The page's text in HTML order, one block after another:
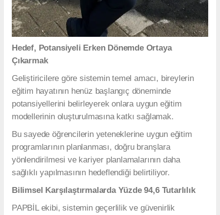
Hedef, Potansiyeli Erken Dönemde Ortaya
Çıkarmak
Geliştiricilere göre sistemin temel amacı, bireylerin
eğitim hayatının henüz başlangıç döneminde
potansiyellerini belirleyerek onlara uygun eğitim
modellerinin oluşturulmasına katkı sağlamak.
Bu sayede öğrencilerin yeteneklerine uygun eğitim
programlarının planlanması, doğru branşlara
yönlendirilmesi ve kariyer planlamalarının daha
sağlıklı yapılmasının hedeflendiği belirtiliyor.
Bilimsel Karşılaştırmalarda Yüzde 94,6 Tutarlılık
PAPBİL ekibi, sistemin geçerlilik ve güvenirlik